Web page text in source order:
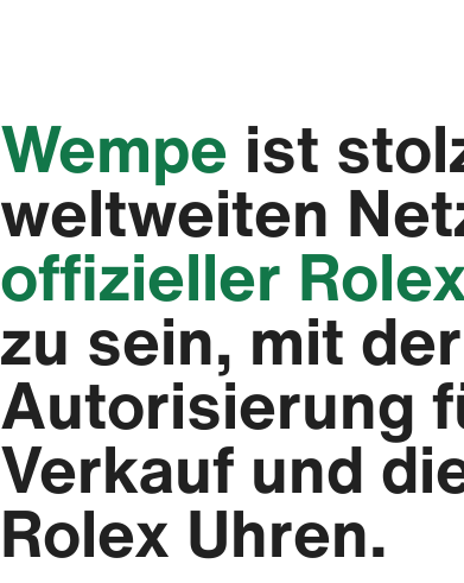
‭Wempe‬ ist
weltweiten
offizieller
zu sein, mit der
Autorisierung
Verkauf und
Rolex Uhren.